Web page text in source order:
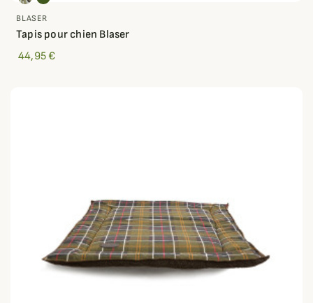
BLASER
Tapis pour chien Blaser
44,95 €